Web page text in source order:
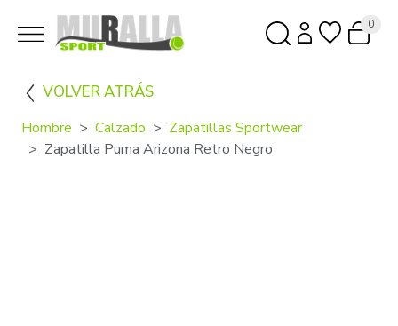
0
VOLVER ATRÁS
Hombre Calzado
Zapatillas Sportwear
Zapatilla Puma Arizona Retro Negro